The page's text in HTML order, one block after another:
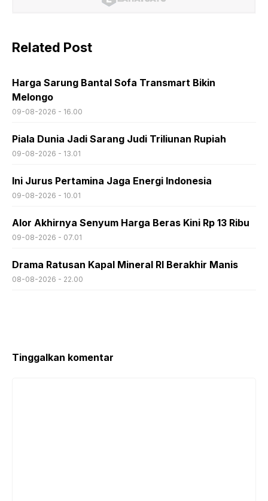
Related Post
Harga Sarung Bantal Sofa Transmart Bikin
Melongo
09-08-2026 - 16.00
Piala Dunia Jadi Sarang Judi Triliunan Rupiah
09-08-2026 - 13.01
Ini Jurus Pertamina Jaga Energi Indonesia
09-08-2026 - 10.01
Alor Akhirnya Senyum Harga Beras Kini Rp 13 Ribu
09-08-2026 - 07.01
Drama Ratusan Kapal Mineral RI Berakhir Manis
08-08-2026 - 22.00
Tinggalkan komentar